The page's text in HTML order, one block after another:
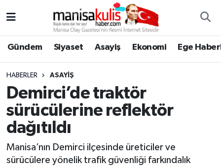
Gündem Siyaset Asayiş Ekonomi Ege
HABERLER ASAYIŞ
Demirci’de traktör
sürücülerine reflektör
dağıtıldı
Manisa’nın Demirci ilçesinde üreticiler ve
sürücülere yönelik trafik güvenliği farkındalık
Ege Haberleri
Ekonomi
Genel
Gündem
Resmi İlan
Yunusemre Hava Durumu
Yunusemre Trafik Yoğunluk Haritası
Süper Lig Puan Durumu ve Fikstür
Tüm Manşetler
Son Dakika Haberleri